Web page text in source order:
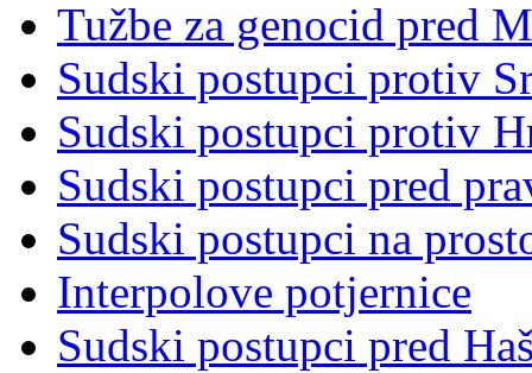
Tužbe za genocid pred
Sudski postupci protiv
Sudski postupci protiv
Sudski postupci pred
Sudski postupci na
Interpolove potjernice
Sudski postupci pred